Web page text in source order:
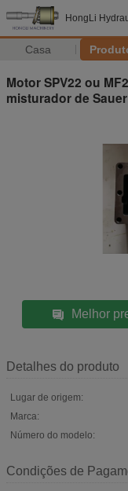
HongLi
Casa
Motor SPV22 ou
misturador de
Melhor
Detalhes do produto
Lugar de origem:
Marca:
Número do modelo:
Condições de